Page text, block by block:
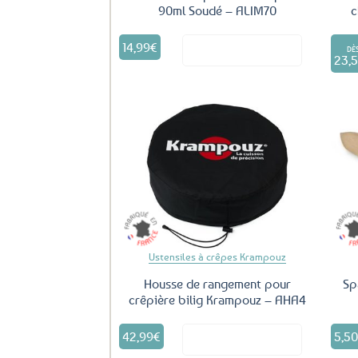
90ml Soudé – ALIM70
14,99€
Ajouter
aux
favoris
Ustensiles à crêpes Krampouz
Housse de rangement pour
crêpière bilig Krampouz – AHA4
42,99€ 5,50